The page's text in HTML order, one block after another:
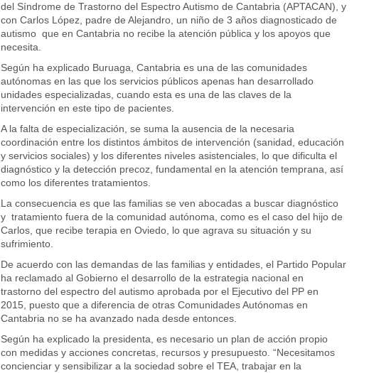
del Síndrome de Trastorno del Espectro Autismo de Cantabria (APTACAN), y
con Carlos López, padre de Alejandro, un niño de 3 años diagnosticado de
autismo que en Cantabria no recibe la atención pública y los apoyos que
necesita.
Según ha explicado Buruaga, Cantabria es una de las comunidades
autónomas en las que los servicios públicos apenas han desarrollado
unidades especializadas, cuando esta es una de las claves de la
intervención en este tipo de pacientes.
A la falta de especialización, se suma la ausencia de la necesaria
coordinación entre los distintos ámbitos de intervención (sanidad, educación
y servicios sociales) y los diferentes niveles asistenciales, lo que dificulta el
diagnóstico y la detección precoz, fundamental en la atención temprana, así
como los diferentes tratamientos.
La consecuencia es que las familias se ven abocadas a buscar diagnóstico
y tratamiento fuera de la comunidad autónoma, como es el caso del hijo de
Carlos, que recibe terapia en Oviedo, lo que agrava su situación y su
sufrimiento.
De acuerdo con las demandas de las familias y entidades, el Partido Popular
ha reclamado al Gobierno el desarrollo de la estrategia nacional en
trastorno del espectro del autismo aprobada por el Ejecutivo del PP en
2015, puesto que a diferencia de otras Comunidades Autónomas en
Cantabria no se ha avanzado nada desde entonces.
Según ha explicado la presidenta, es necesario un plan de acción propio
con medidas y acciones concretas, recursos y presupuesto. “Necesitamos
concienciar y sensibilizar a la sociedad sobre el TEA, trabajar en la